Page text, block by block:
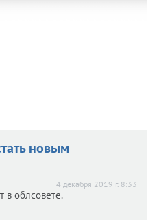
новым
4 декабря 2019 г. 8:33
в облсовете.